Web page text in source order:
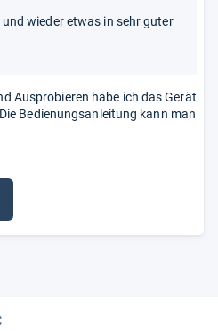
und wieder etwas in sehr guter
Ausprobieren habe ich das Gerät
Bedienungsanleitung kann man